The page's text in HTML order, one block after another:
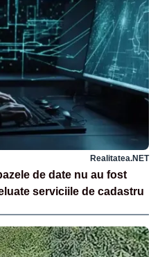
Realitatea.NET
de date nu au fost
serviciile de cadastru